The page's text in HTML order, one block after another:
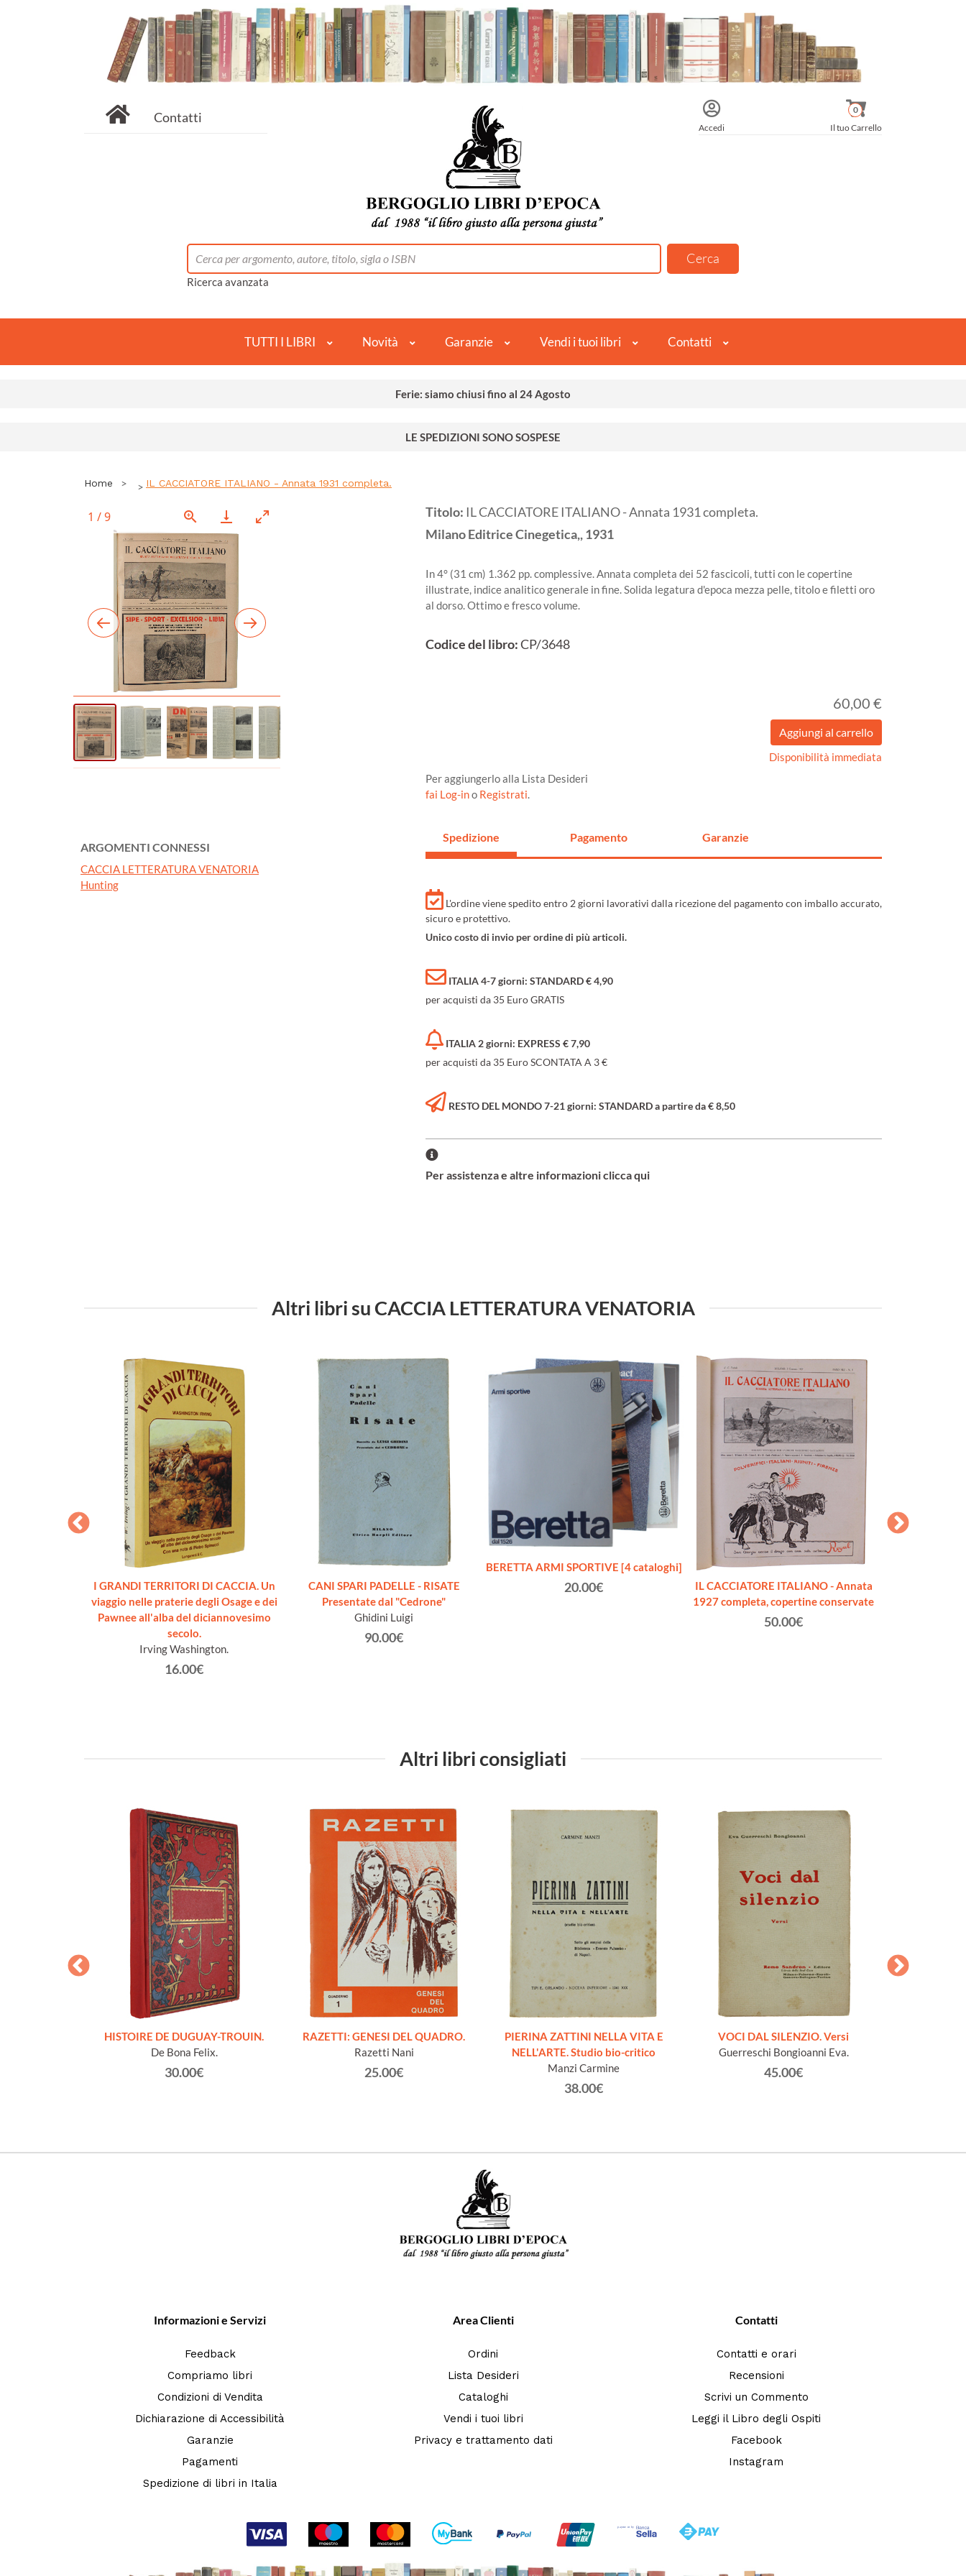
Contatti
Accedi Il tuo Carrello
0
Ricerca avanzata
TUTTI I LIBRI Novità Garanzie Vendi i tuoi libri Contatti
Ferie: siamo chiusi fino al 24 Agosto
LE SPEDIZIONI SONO SOSPESE
Home IL CACCIATORE ITALIANO - Annata 1931 completa.
1 /9
ARGOMENTI CONNESSI
CACCIA LETTERATURA VENATORIA
Hunting
Titolo: IL CACCIATORE ITALIANO - Annata 1931 completa.
MilanoEditrice Cinegetica,,1931
In 4° (31 cm) 1.362 pp. complessive. Annata completa dei 52 fascicoli, tutti con le copertine
illustrate, indice analitico generale in fine. Solida legatura d'epoca mezza pelle, titolo e filetti oro
al dorso. Ottimo e fresco volume.
Codice del libro:CP/3648
60,00 €
Disponibilità immediata
Per aggiungerlo alla Lista Desideri
fai Log-ino Registrati.
Spedizione Pagamento Garanzie
L'ordine viene spedito entro 2 giorni lavorativi dalla ricezione del pagamento con imballo accurato,
sicuro e protettivo.
Unico costo di invio per ordine di più articoli.
ITALIA 4-7 giorni: STANDARD € 4,90
per acquisti da 35 Euro GRATIS
ITALIA 2 giorni: EXPRESS € 7,90
per acquisti da 35 Euro SCONTATA A 3 €
RESTO DEL MONDO 7-21 giorni: STANDARD a partire da € 8,50
Per assistenza e altre informazioni clicca qui
Altri libri su CACCIA LETTERATURA VENATORIA
I GRANDI TERRITORI DI CACCIA. Un
viaggio nelle praterie degli Osage e dei
Pawnee all'alba del diciannovesimo
secolo.
Irving Washington.
16.00€
CANI SPARI PADELLE - RISATE
Presentate dal "Cedrone"
Ghidini Luigi
90.00€
BERETTA ARMI SPORTIVE [4 cataloghi]
20.00€
IL CACCIATORE ITALIANO - Annata
1927 completa, copertine conservate
50.00€
Altri libri consigliati
HISTOIRE DE DUGUAY-TROUIN.
De Bona Felix.
30.00€
RAZETTI: GENESI DEL QUADRO.
Razetti Nani
25.00€
PIERINA ZATTINI NELLA VITA E
NELL'ARTE. Studio bio-critico
Manzi Carmine
38.00€
VOCI DAL SILENZIO. Versi
Guerreschi Bongioanni Eva.
45.00€
Informazioni e Servizi
Feedback
Compriamo libri
Condizioni di Vendita
Dichiarazione di Accessibilità
Garanzie
Pagamenti
Spedizione di libri in Italia
Area Clienti
Ordini
Lista Desideri
Cataloghi
Vendi i tuoi libri
Privacy e trattamento dati
Contatti
Contatti e orari
Recensioni
Scrivi un Commento
Leggi il Libro degli Ospiti
Facebook
Instagram